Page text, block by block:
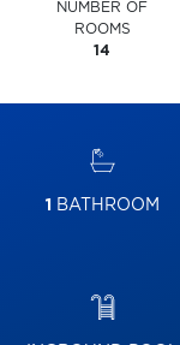
NUMBER OF
ROOMS
14
1 BATHROOM